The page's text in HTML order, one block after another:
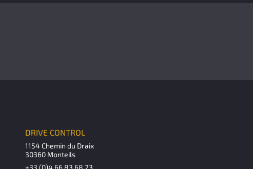
DRIVE CONTROL
1154 Chemin du Draix
30360 Monteils
+33 (0)4 66 83 68 23